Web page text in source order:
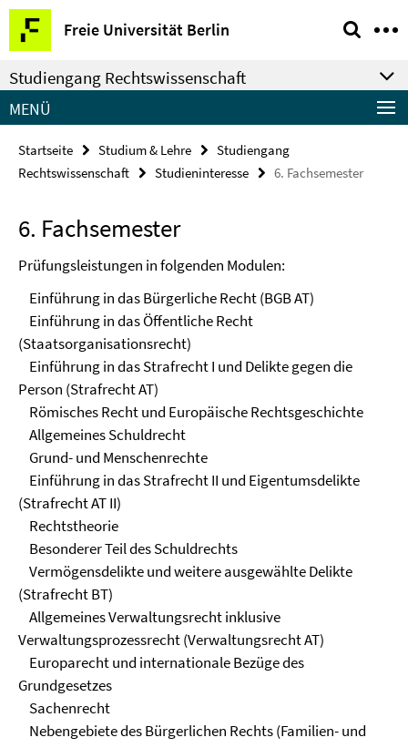
Springe
direkt
zu
Inhalt
Freie Universität Berlin
Service-
Navigation
Studiengang Rechtswissenschaft
MENÜ
Startseite Studium & Lehre
Studiengang
Rechtswissenschaft
Studieninteresse 6. Fachsemester
6. Fachsemester
Prüfungsleistungen in folgenden Modulen:
Einführung in das Bürgerliche Recht (BGB AT)
Einführung in das Öffentliche Recht
(Staatsorganisationsrecht)
Einführung in das Strafrecht I und Delikte gegen die
Person (Strafrecht AT)
Römisches Recht und Europäische Rechtsgeschichte
Allgemeines Schuldrecht
Grund- und Menschenrechte
Einführung in das Strafrecht II und Eigentumsdelikte
(Strafrecht AT II)
Rechtstheorie
Besonderer Teil des Schuldrechts
Vermögensdelikte und weitere ausgewählte Delikte
(Strafrecht BT)
Allgemeines Verwaltungsrecht inklusive
Verwaltungsprozessrecht (Verwaltungsrecht AT)
Europarecht und internationale Bezüge des
Grundgesetzes
Sachenrecht
Nebengebiete des Bürgerlichen Rechts (Familien- und